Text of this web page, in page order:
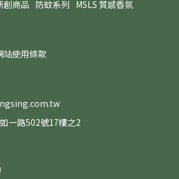
創商品 防蚊系列 MSLS 質感香氛
站使用條款
一路502號17樓之2